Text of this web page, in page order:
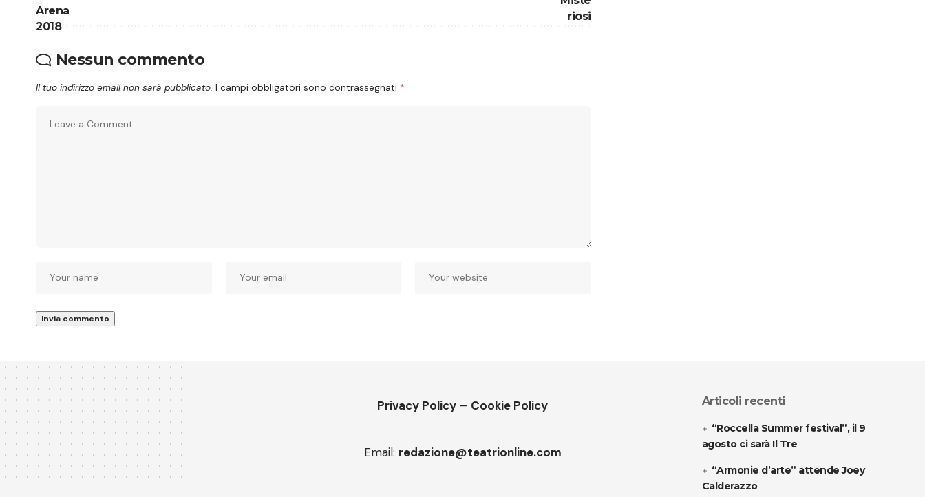
Nessun commento
Il tuo indirizzo email non sarà pubblicato. I campi obbligatori sono contrassegnati *
Privacy Policy – Cookie Policy
Email: redazione@teatrionline.com
Articoli recenti
“Roccella Summer festival”, il 9
agosto ci sarà Il Tre
“Armonie d’arte” attende Joey
Calderazzo